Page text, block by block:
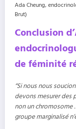
Ada Cheung,
Brut)
Conclusion
de féminité
“Si nous nous
devons mesurer des
non un chromosome
groupe marginalisé